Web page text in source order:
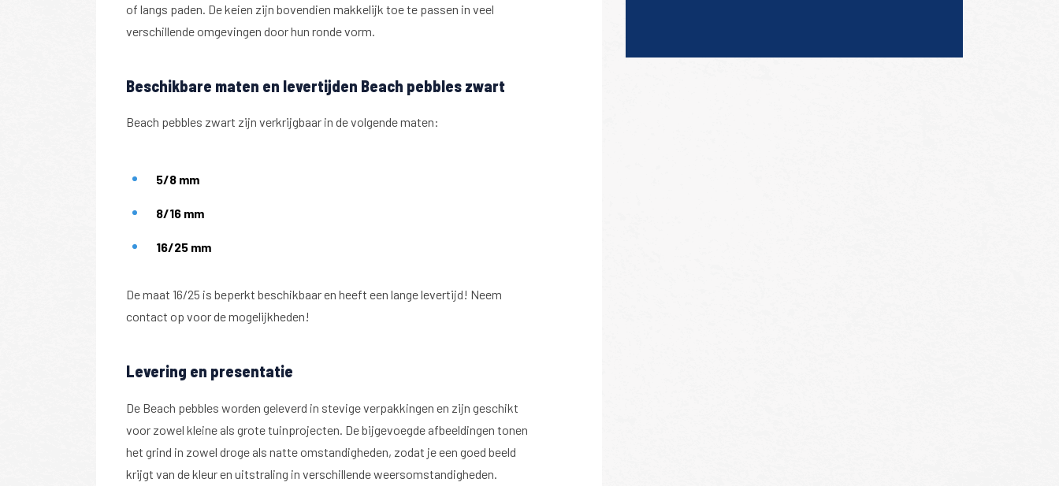
Los gestort mogelijk met groot prijsvoordeel: Vraag offerte aan!
of langs paden. De keien zijn bovendien makkelijk toe te passen in veel
verschillende omgevingen door hun ronde vorm.
Beschikbare maten en levertijden Beach pebbles zwart
Beach pebbles zwart zijn verkrijgbaar in de volgende maten:
5/8 mm
8/16 mm
16/25 mm
De maat 16/25 is beperkt beschikbaar en heeft een lange levertijd! Neem
contact op voor de mogelijkheden!
Levering en presentatie
De Beach pebbles worden geleverd in stevige verpakkingen en zijn geschikt
voor zowel kleine als grote tuinprojecten. De bijgevoegde afbeeldingen tonen
het grind in zowel droge als natte omstandigheden, zodat je een goed beeld
krijgt van de kleur en uitstraling in verschillende weersomstandigheden.